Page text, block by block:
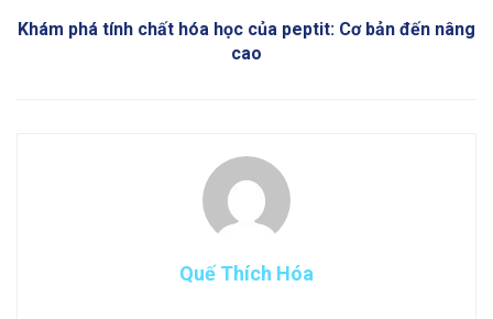
Khám phá tính chất hóa học của peptit: Cơ bản đến nâng
cao
Quế Thích Hóa